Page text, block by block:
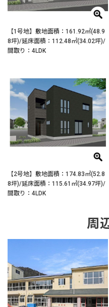
【1号地】敷地面積：161.92㎡(48.9
8坪)/延床面積：112.48㎡(34.02坪)/
間取り：4LDK
【2号地】敷地面積：174.83㎡(52.8
8坪)/延床面積：115.61㎡(34.97坪)/
間取り：4LDK
周